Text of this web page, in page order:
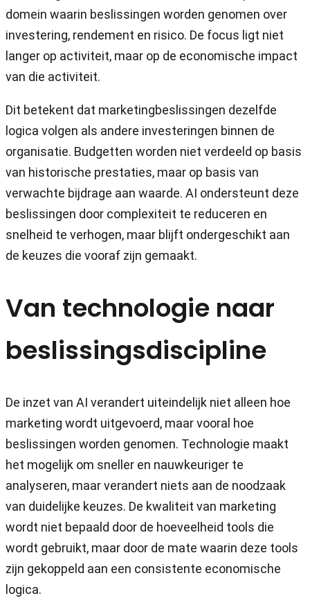
domein waarin beslissingen worden genomen over
investering, rendement en risico. De focus ligt niet
langer op activiteit, maar op de economische impact
van die activiteit.
Dit betekent dat marketingbeslissingen dezelfde
logica volgen als andere investeringen binnen de
organisatie. Budgetten worden niet verdeeld op basis
van historische prestaties, maar op basis van
verwachte bijdrage aan waarde. AI ondersteunt deze
beslissingen door complexiteit te reduceren en
snelheid te verhogen, maar blijft ondergeschikt aan
de keuzes die vooraf zijn gemaakt.
Van technologie naar
beslissingsdiscipline
De inzet van AI verandert uiteindelijk niet alleen hoe
marketing wordt uitgevoerd, maar vooral hoe
beslissingen worden genomen. Technologie maakt
het mogelijk om sneller en nauwkeuriger te
analyseren, maar verandert niets aan de noodzaak
van duidelijke keuzes. De kwaliteit van marketing
wordt niet bepaald door de hoeveelheid tools die
wordt gebruikt, maar door de mate waarin deze tools
zijn gekoppeld aan een consistente economische
logica.